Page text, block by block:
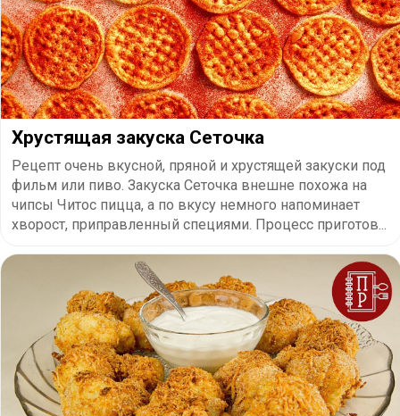
Хрустящая закуска Сеточка
Рецепт очень вкусной, пряной и хрустящей закуски под
фильм или пиво. Закуска Сеточка внешне похожа на
чипсы Читос пицца, а по вкусу немного напоминает
хворост, приправленный специями. Процесс приготов...